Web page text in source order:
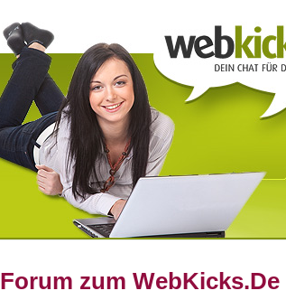
Forum zum WebKicks.De